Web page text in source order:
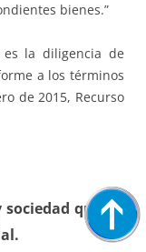
bienes.”
la diligencia de
a los términos
de 2015, Recurso
que da